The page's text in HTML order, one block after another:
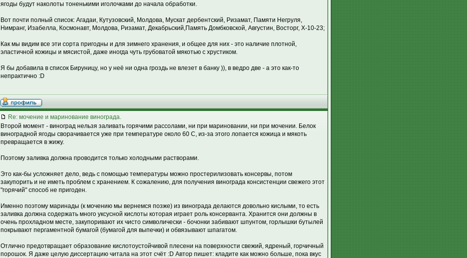
ягоды будут наколоты тоненькими иголочками до начала обработки.
Вот почти полный список: Агадаи, Кутузовский, Молдова, Мускат дербентский, Ризамат, Памяти Негруля,
Нимранг, Изабелла, Космонавт, Молдова, Ризамат, Декабрьский,Память Домбковской, Августин, Восторг, Х-10-23;
Как мы видим все эти сорта пригодны и для зимнего хранения, и общее для них - это наличие плотной,
эластичной кожицы и мясистой, даже иногда чуть грубоватой мякотью с хрустиком.
Я бы добавила в список Бируницу, но у неё ни одна гроздь не влезет в банку )), в ведро две - а это как-то
непрактично :D
Re: мочение и маринование винограда.
Второй момент - виноград нельзя заливать горячими рассолами, ни при мариновании, ни при мочении. Белок
виноградной ягоды сворачивается уже при температуре около 60 С, из-за этого лопается кожица и мякоть
превращается в жижу.
Поэтому заливка должна проводится только холодными растворами.
Это как-бы усложняет дело, ведь с помощью температуры можно простерилизовать консервы, потом
закупорить и не иметь проблем с хранением. К сожалению, для получения винограда консистенции свежего этот
"горячий" способ не пригоден.
Именно поэтому маринады (к мочению мы вернемся позже) из винограда делаются довольно кислыми, то есть
заливка должна содержать много уксусной кислоты которая играет роль консерванта. Хранится они должны в
очень прохладном месте, закупоривают их чисто символически - бочонки забивают шпунтом, горлышки бутылей
покрывают пергаментной бумагой (бумагой для выпечки) и обвязывают шпагатом.
Отлично предотвращает образование кислотоустойчивой плесени на поверхности свежий, ядреный, горчичный
порошок. Я даже целую диссертацию читала на этот счёт :D Автор пишет: кладите как можно больше, пока вкус